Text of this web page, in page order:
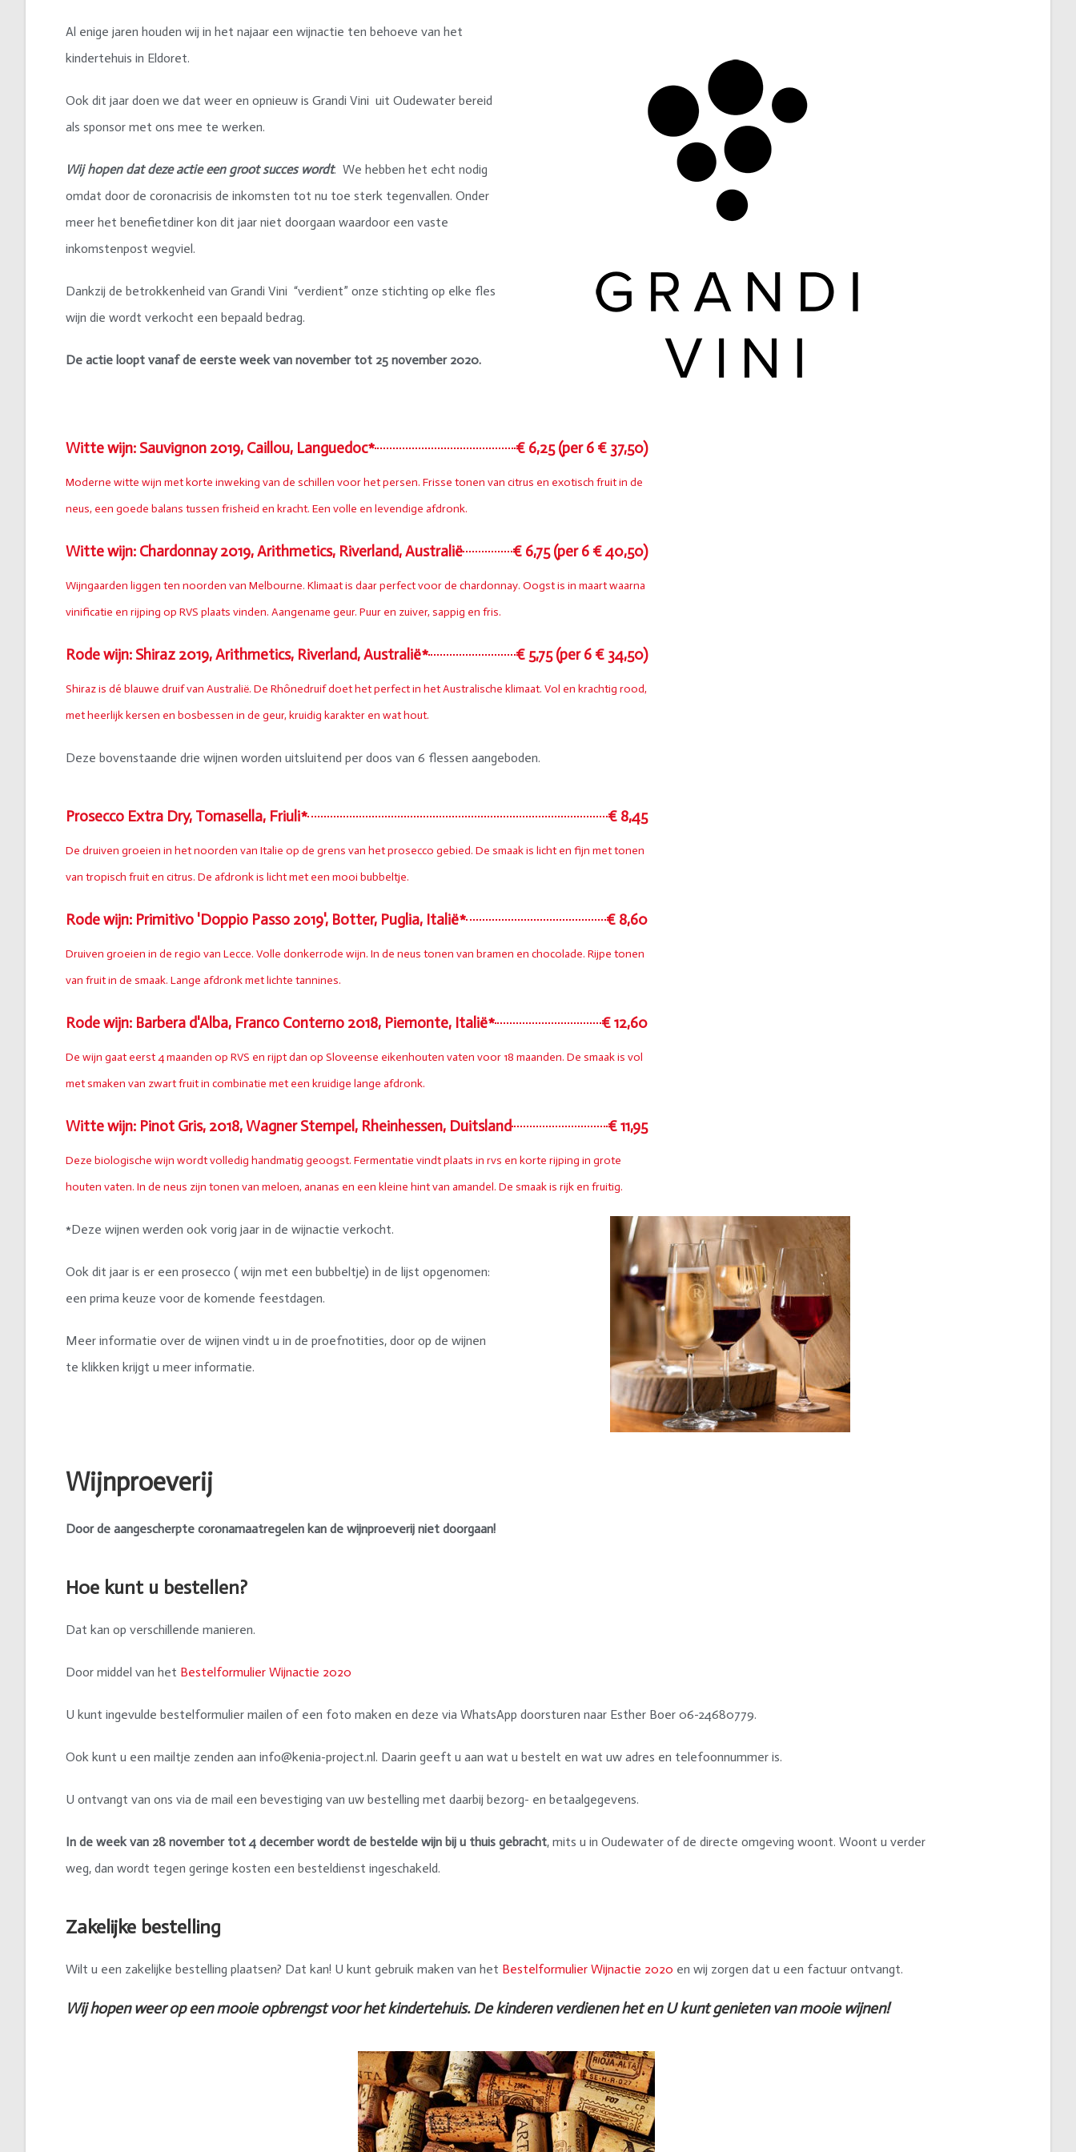
Al enige jaren houden wij in het najaar een wijnactie ten behoeve van het
kindertehuis in Eldoret.
Ook dit jaar doen we dat weer en opnieuw is Grandi Vini uit Oudewater bereid
als sponsor met ons mee te werken.
Wij hopen dat deze actie een groot succes wordt. We hebben het echt nodig
omdat door de coronacrisis de inkomsten tot nu toe sterk tegenvallen. Onder
meer het benefietdiner kon dit jaar niet doorgaan waardoor een vaste
inkomstenpost wegviel.
Dankzij de betrokkenheid van Grandi Vini “verdient” onze stichting op elke fles
wijn die wordt verkocht een bepaald bedrag.
De actie loopt vanaf de eerste week van november tot 25 november 2020.
Witte wijn: Sauvignon 2019, Caillou, Languedoc* € 6,25 (per 6 € 37,50)
Moderne witte wijn met korte inweking van de schillen voor het persen. Frisse tonen van citrus en exotisch fruit in de
neus, een goede balans tussen frisheid en kracht. Een volle en levendige afdronk.
Witte wijn: Chardonnay 2019, Arithmetics, Riverland, Australië € 6,75 (per 6 € 40,50)
Wijngaarden liggen ten noorden van Melbourne. Klimaat is daar perfect voor de chardonnay. Oogst is in maart waarna
vinificatie en rijping op RVS plaats vinden. Aangename geur. Puur en zuiver, sappig en fris.
Rode wijn: Shiraz 2019, Arithmetics, Riverland, Australië* € 5,75 (per 6 € 34,50)
Shiraz is dé blauwe druif van Australië. De Rhônedruif doet het perfect in het Australische klimaat. Vol en krachtig rood,
met heerlijk kersen en bosbessen in de geur, kruidig karakter en wat hout.
Deze bovenstaande drie wijnen worden uitsluitend per doos van 6 flessen aangeboden.
Prosecco Extra Dry, Tomasella, Friuli* € 8,45
De druiven groeien in het noorden van Italie op de grens van het prosecco gebied. De smaak is licht en fijn met tonen
van tropisch fruit en citrus. De afdronk is licht met een mooi bubbeltje.
Rode wijn: Primitivo 'Doppio Passo 2019', Botter, Puglia, Italië* € 8,60
Druiven groeien in de regio van Lecce. Volle donkerrode wijn. In de neus tonen van bramen en chocolade. Rijpe tonen
van fruit in de smaak. Lange afdronk met lichte tannines.
Rode wijn: Barbera d'Alba, Franco Conterno 2018, Piemonte, Italië* € 12,60
De wijn gaat eerst 4 maanden op RVS en rijpt dan op Sloveense eikenhouten vaten voor 18 maanden. De smaak is vol
met smaken van zwart fruit in combinatie met een kruidige lange afdronk.
Witte wijn: Pinot Gris, 2018, Wagner Stempel, Rheinhessen, Duitsland € 11,95
Deze biologische wijn wordt volledig handmatig geoogst. Fermentatie vindt plaats in rvs en korte rijping in grote
houten vaten. In de neus zijn tonen van meloen, ananas en een kleine hint van amandel. De smaak is rijk en fruitig.
*Deze wijnen werden ook vorig jaar in de wijnactie verkocht.
Ook dit jaar is er een prosecco ( wijn met een bubbeltje) in de lijst opgenomen:
een prima keuze voor de komende feestdagen.
Meer informatie over de wijnen vindt u in de proefnotities, door op de wijnen
te klikken krijgt u meer informatie.
Wijnproeverij
Door de aangescherpte coronamaatregelen kan de wijnproeverij niet doorgaan!
Hoe kunt u bestellen?
Dat kan op verschillende manieren.
Door middel van het Bestelformulier Wijnactie 2020
U kunt ingevulde bestelformulier mailen of een foto maken en deze via WhatsApp doorsturen naar Esther Boer 06-24680779.
Ook kunt u een mailtje zenden aan info@kenia-project.nl. Daarin geeft u aan wat u bestelt en wat uw adres en telefoonnummer is.
U ontvangt van ons via de mail een bevestiging van uw bestelling met daarbij bezorg- en betaalgegevens.
In de week van 28 november tot 4 december wordt de bestelde wijn bij u thuis gebracht, mits u in Oudewater of de directe omgeving woont. Woont u verder
weg, dan wordt tegen geringe kosten een besteldienst ingeschakeld.
Zakelijke bestelling
Wilt u een zakelijke bestelling plaatsen? Dat kan! U kunt gebruik maken van het Bestelformulier Wijnactie 2020 en wij zorgen dat u een factuur ontvangt.
Wij hopen weer op een mooie opbrengst voor het kindertehuis. De kinderen verdienen het en U kunt genieten van mooie wijnen!